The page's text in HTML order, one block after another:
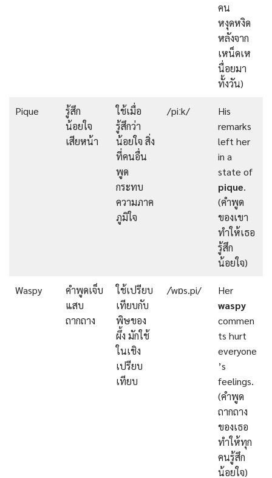
คน
หงุดหงิด
หลังจาก
เหน็ดเห
นื่อยมา
ทั้งวัน)
Pique
รู้สึก
น้อยใจ
เสียหน้า
ใช้เมื่อ
รู้สึกว่า
น้อยใจ สิ่ง
ที่คนอื่น
พูด
กระทบ
ความภาค
ภูมิใจ
/piːk/
His
remarks
left her
in a
state of
pique.
(คำพูด
ของเขา
ทำให้เธอ
รู้สึก
น้อยใจ)
Waspy
คำพูดเจ็บ
แสบ
ถากถาง
ใช้เปรียบ
เทียบกับ
พิษของ
ผึ้ง มักใช้
ในเชิง
เปรียบ
เทียบ
/ˈwɒs.pi/
Her
waspy
commen
ts hurt
everyone
’s
feelings.
(คำพูด
ถากถาง
ของเธอ
ทำให้ทุก
คนรู้สึก
น้อยใจ)